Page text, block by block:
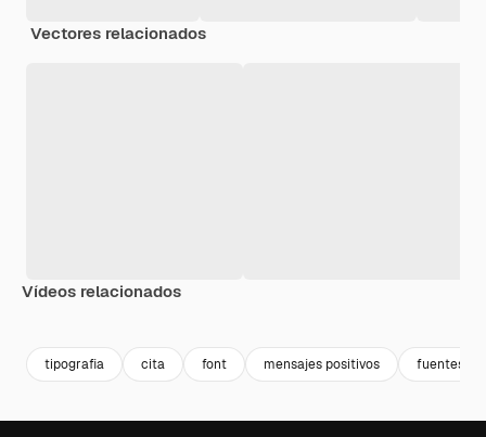
Vectores relacionados
Vídeos relacionados
tipografia cita font mensajes positivos fuentes